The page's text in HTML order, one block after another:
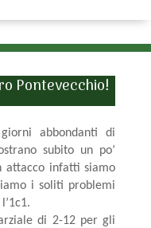
Pontevecchio!
abbondanti di
subito un po’
attacco infatti siamo
i soliti problemi
di 2-12 per gli